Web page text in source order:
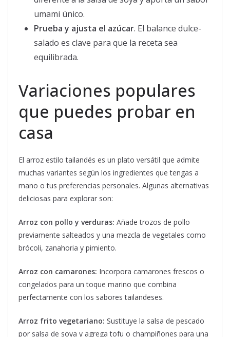
umami único.
Prueba y ajusta el azúcar. El balance dulce-
salado es clave para que la receta sea
equilibrada.
Variaciones populares
que puedes probar en
casa
El arroz estilo tailandés es un plato versátil que admite
muchas variantes según los ingredientes que tengas a
mano o tus preferencias personales. Algunas alternativas
deliciosas para explorar son:
Arroz con pollo y verduras: Añade trozos de pollo
previamente salteados y una mezcla de vegetales como
brócoli, zanahoria y pimiento.
Arroz con camarones: Incorpora camarones frescos o
congelados para un toque marino que combina
perfectamente con los sabores tailandeses.
Arroz frito vegetariano: Sustituye la salsa de pescado
por salsa de soya y agrega tofu o champiñones para una